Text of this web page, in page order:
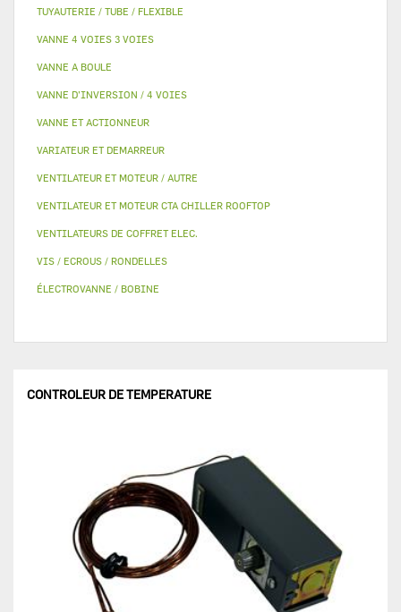
TUYAUTERIE / TUBE / FLEXIBLE
VANNE 4 VOIES 3 VOIES
VANNE A BOULE
VANNE D’INVERSION / 4 VOIES
VANNE ET ACTIONNEUR
VARIATEUR ET DEMARREUR
VENTILATEUR ET MOTEUR / AUTRE
VENTILATEUR ET MOTEUR CTA CHILLER ROOFTOP
VENTILATEURS DE COFFRET ELEC.
VIS / ECROUS / RONDELLES
ÉLECTROVANNE / BOBINE
CONTROLEUR DE TEMPERATURE